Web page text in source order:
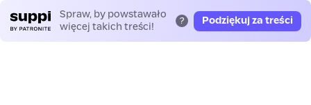
Spraw, by powstawało
więcej takich treści!
? Podziękuj za treści